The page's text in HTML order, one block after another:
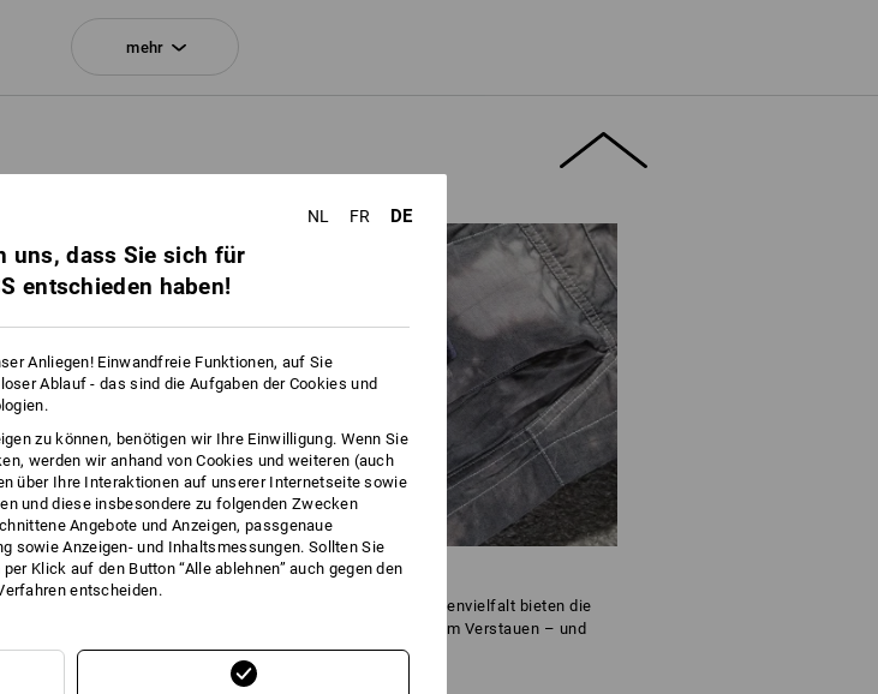
!!! Saisonartikel !!! Lieferung nur solange Vorrat reicht !!!
mehr
TASCHENWUNDER
Da steckt einiges drin! Mit ihrer cleveren Taschenvielfalt bieten die
Sommerhosen motion ten jede Menge Raum zum Verstauen – und
machen so die Hände frei für’s Wesentliche!
NL FR DE
uns, dass Sie sich für
entschieden haben!
Anliegen! Einwandfreie Funktionen, auf Sie
Ablauf - das sind die Aufgaben der Cookies und
zu können, benötigen wir Ihre Einwilligung. Wenn Sie
werden wir anhand von Cookies und weiteren (auch
über Ihre Interaktionen auf unserer Internetseite sowie
und diese insbesondere zu folgenden Zwecken
Angebote und Anzeigen, passgenaue
sowie Anzeigen- und Inhaltsmessungen. Sollten Sie
Klick auf den Button “Alle ablehnen” auch gegen den
entscheiden.